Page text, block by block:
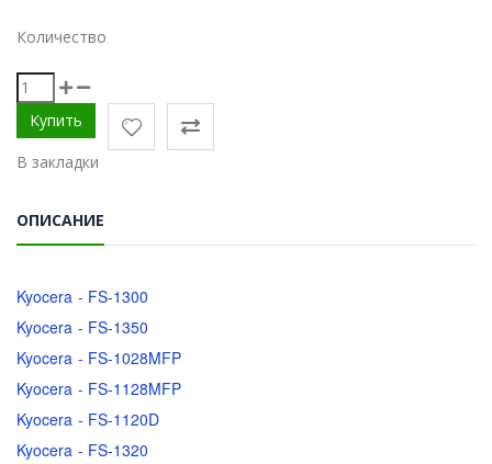
Количество
В закладки
ОПИСАНИЕ
Kyocera - FS-1300
Kyocera - FS-1350
Kyocera - FS-1028MFP
Kyocera - FS-1128MFP
Kyocera - FS-1120D
Kyocera - FS-1320